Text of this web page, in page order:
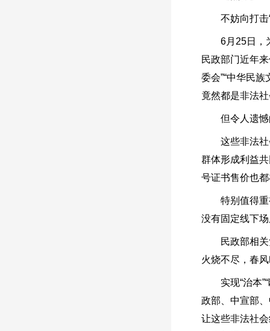
不妨向打击“
6月25日，为
民政部门近年
委会”“中华民
竟然都是非法
但令人遗憾
这些非法社会
群体形成利益
号证书售价也
特别值得重视
没有固定线下
民政部相关负
火烧不尽，春
实现“治本”“
政部、中宣部
让这些非法社